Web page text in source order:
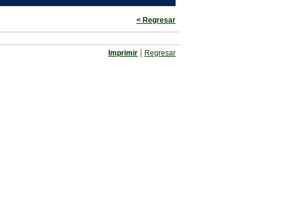
< Regresar
Imprimir | Regresar